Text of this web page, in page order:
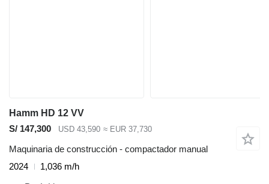
Hamm HD 12 VV
S/ 147,300
USD 43,590 ≈ EUR 37,730
Maquinaria de construcción - compactador manual
2024
1,036 m/h